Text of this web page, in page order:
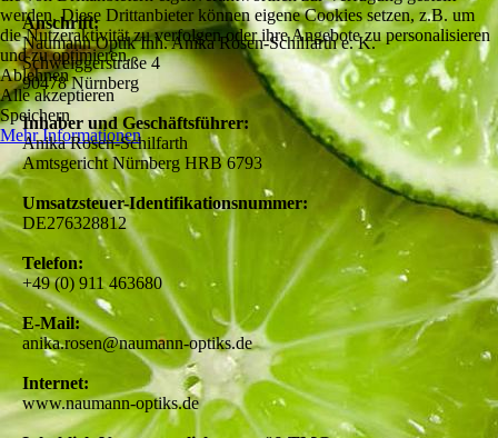
Anschrift:
Naumann Optik Inh. Anika Rosen-Schilfarth e. K.
Schweiggerstraße 4
90478 Nürnberg
Inhaber und Geschäftsführer:
Anika Rosen-Schilfarth
Amtsgericht Nürnberg HRB 6793
Umsatzsteuer-Identifikationsnummer:
DE276328812
Telefon:
+49 (0) 911 463680
E-Mail:
anika.rosen@naumann-optiks.de
Internet:
www.naumann-optiks.de
werden. Diese Drittanbieter können eigene Cookies setzen, z.B. um
die Nutzeraktivität zu verfolgen oder ihre Angebote zu personalisieren
und zu optimieren.
Ablehnen
Alle akzeptieren
Speichern
Mehr Informationen